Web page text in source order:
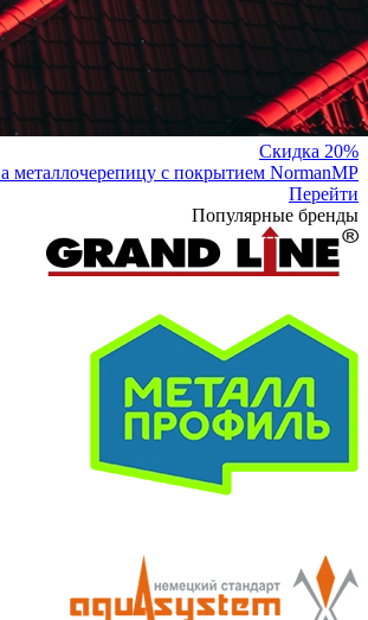
Скидка 20%
металлочерепицу с покрытием NormanMP
Перейти
Популярные бренды